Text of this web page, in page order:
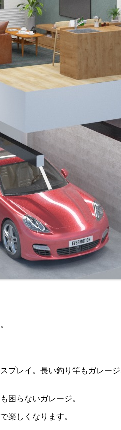
プレイ。長い釣り竿もガレー
困らないガレージ。
楽しくなります。